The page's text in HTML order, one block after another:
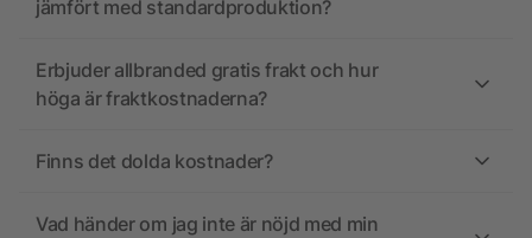
jämfört med standardproduktion?
Erbjuder allbranded gratis frakt och hur
höga är fraktkostnaderna?
Finns det dolda kostnader?
Vad händer om jag inte är nöjd med min